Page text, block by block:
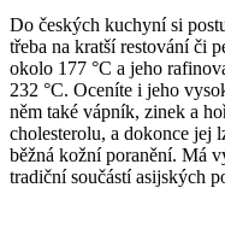
Do českých kuchyní si
třeba na kratší restování či
okolo 177 °C a jeho
232 °C. Oceníte i jeho
něm také vápník, zinek a
cholesterolu, a dokonce jej
běžná kožní poranění. Má
tradiční součástí asijských